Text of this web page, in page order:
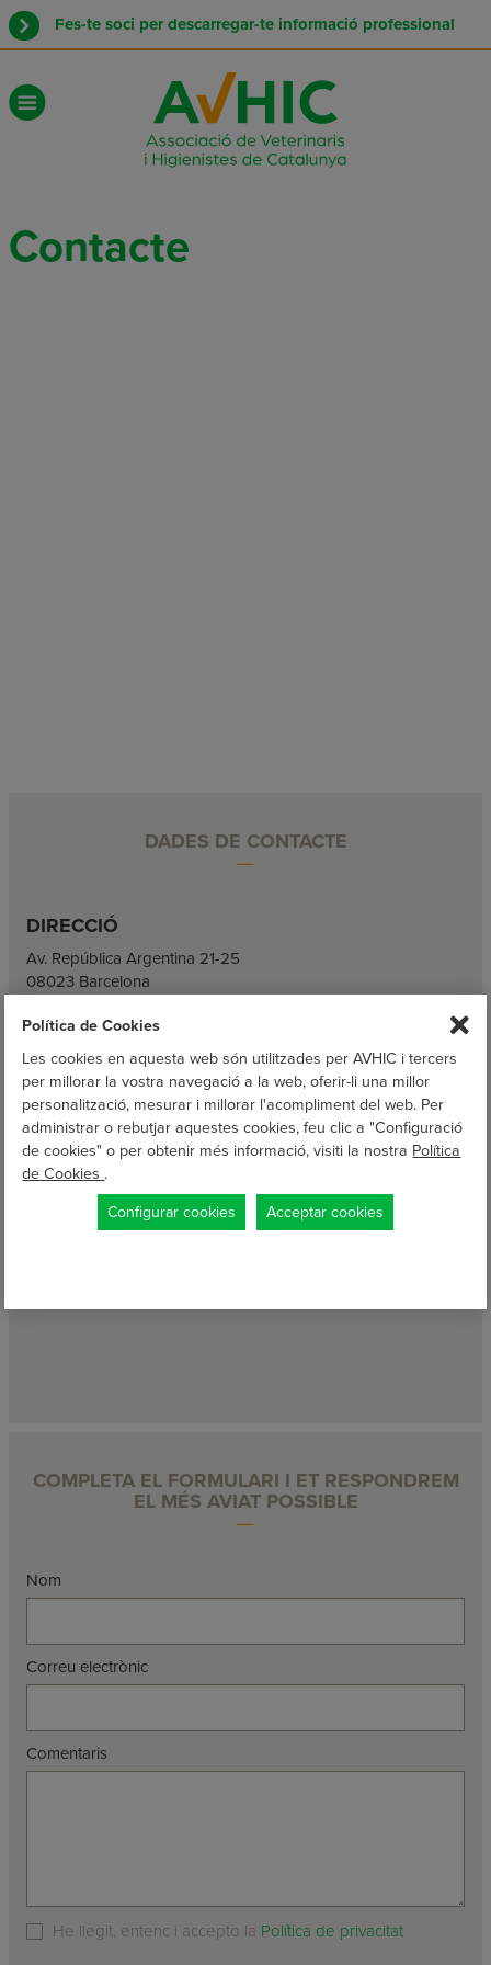
Fes-te soci per descarregar-te informació professional
Contacte
DADES DE CONTACTE
DIRECCIÓ
Av. República Argentina 21-25
08023 Barcelona
COMPLETA EL FORMULARI I ET RESPONDREM
EL MÉS AVIAT POSSIBLE
Nom
Correu electrònic
Comentaris
He llegit, entenc i accepto la Política de privacitat
Política de Cookies
Les cookies en aquesta web són utilitzades per AVHIC i tercers
per millorar la vostra navegació a la web, oferir-li una millor
personalització, mesurar i millorar l'acompliment del web. Per
administrar o rebutjar aquestes cookies, feu clic a "Configuració
de cookies" o per obtenir més informació, visiti la nostra Política
de Cookies .
Configurar cookies Acceptar cookies